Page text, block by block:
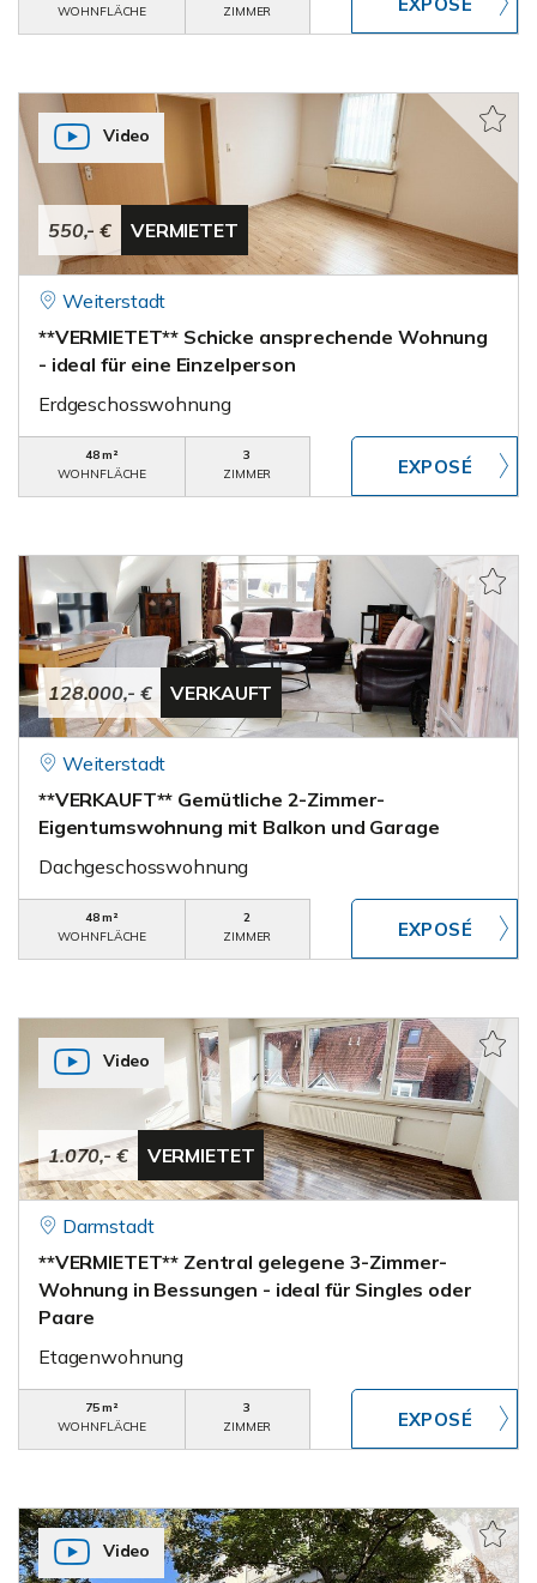
WOHNFLÄCHE ZIMMER
550,- € VERMIETET
Video
Weiterstadt
**VERMIETET** Schicke ansprechende Wohnung
- ideal für eine Einzelperson
Erdgeschosswohnung
48 m²
WOHNFLÄCHE
3
ZIMMER
128.000,- € VERKAUFT
Weiterstadt
**VERKAUFT** Gemütliche 2-Zimmer-
Eigentumswohnung mit Balkon und Garage
Dachgeschosswohnung
48 m²
WOHNFLÄCHE
2
ZIMMER
1.070,- € VERMIETET
Video
Darmstadt
**VERMIETET** Zentral gelegene 3-Zimmer-
Wohnung in Bessungen - ideal für Singles oder
Paare
Etagenwohnung
75 m²
WOHNFLÄCHE
3
ZIMMER
Video